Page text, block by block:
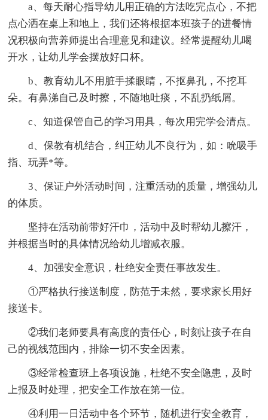
a、每天耐心指导幼儿用正确的方法吃完点心，不把
点心洒在桌上和地上，我们还将根据本班孩子的进餐情
况积极向营养师提出合理意见和建议。经常提醒幼儿喝
开水，让幼儿学会摆放好口杯。
b、教育幼儿不用脏手揉眼睛，不抠鼻孔，不挖耳
朵。有鼻涕自己及时擦，不随地吐痰，不乱扔纸屑。
c、知道保管自己的学习用具，每次用完学会清点。
d、保教有机结合，纠正幼儿不良行为，如：吮吸手
指、玩弄*等。
3、保证户外活动时间，注重活动的质量，增强幼儿
的体质。
坚持在活动前带好汗巾，活动中及时帮幼儿擦汗，
并根据当时的具体情况给幼儿增减衣服。
4、加强安全意识，杜绝安全责任事故发生。
①严格执行接送制度，防范于未然，要求家长用好
接送卡。
②我们老师要具有高度的责任心，时刻让孩子在自
己的视线范围内，排除一切不安全因素。
③经常检查班上各项设施，杜绝不安全隐患，及时
上报及时处理，把安全工作放在第一位。
④利用一日活动中各个环节，随机进行安全教育，